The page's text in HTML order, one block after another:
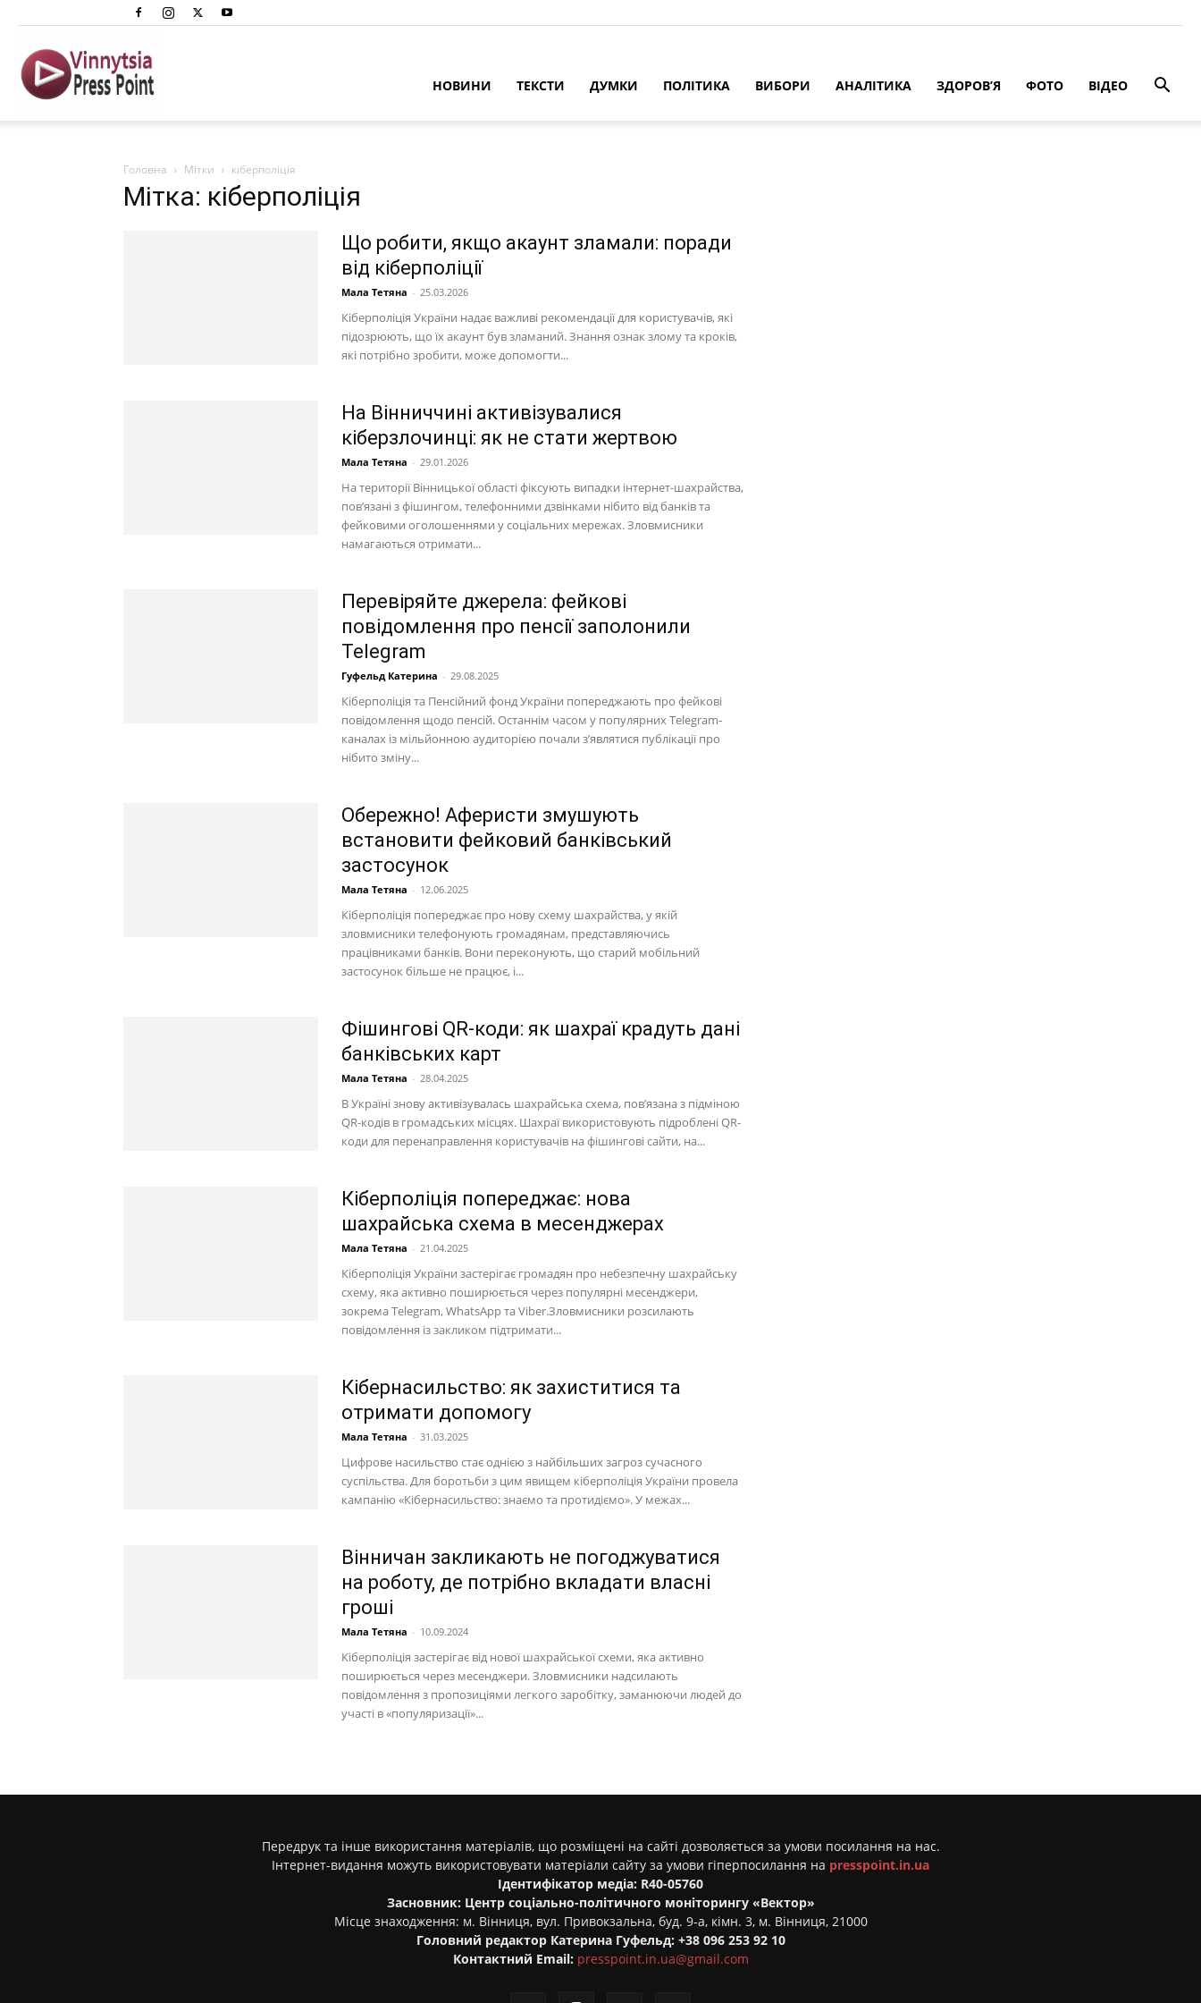
Преспоінт
НОВИНИ ТЕКСТИ ДУМКИ ПОЛІТИКА ВИБОРИ АНАЛІТИКА ЗДОРОВ’Я ФОТО ВІДЕО
Головна Мітки кіберполіція
Мітка: кіберполіція
Що робити, якщо акаунт зламали: поради
від кіберполіції
Мала Тетяна - 25.03.2026
Кіберполіція України надає важливі рекомендації для користувачів, які
підозрюють, що їх акаунт був зламаний. Знання ознак злому та кроків,
які потрібно зробити, може допомогти...
На Вінниччині активізувалися
кіберзлочинці: як не стати жертвою
Мала Тетяна - 29.01.2026
На території Вінницької області фіксують випадки інтернет-шахрайства,
пов’язані з фішингом, телефонними дзвінками нібито від банків та
фейковими оголошеннями у соціальних мережах. Зловмисники
намагаються отримати...
Перевіряйте джерела: фейкові
повідомлення про пенсії заполонили
Telegram
Гуфельд Катерина - 29.08.2025
Кіберполіція та Пенсійний фонд України попереджають про фейкові
повідомлення щодо пенсій. Останнім часом у популярних Telegram-
каналах із мільйонною аудиторією почали з’являтися публікації про
нібито зміну...
Обережно! Аферисти змушують
встановити фейковий банківський
застосунок
Мала Тетяна - 12.06.2025
Кіберполіція попереджає про нову схему шахрайства, у якій
зловмисники телефонують громадянам, представляючись
працівниками банків. Вони переконують, що старий мобільний
застосунок більше не працює, і...
Фішингові QR-коди: як шахраї крадуть дані
банківських карт
Мала Тетяна - 28.04.2025
В Україні знову активізувалась шахрайська схема, пов’язана з підміною
QR-кодів в громадських місцях. Шахраї використовують підроблені QR-
коди для перенаправлення користувачів на фішингові сайти, на...
Кіберполіція попереджає: нова
шахрайська схема в месенджерах
Мала Тетяна - 21.04.2025
Кіберполіція України застерігає громадян про небезпечну шахрайську
схему, яка активно поширюється через популярні месенджери,
зокрема Telegram, WhatsApp та Viber.Зловмисники розсилають
повідомлення із закликом підтримати...
Кібернасильство: як захиститися та
отримати допомогу
Мала Тетяна - 31.03.2025
Цифрове насильство стає однією з найбільших загроз сучасного
суспільства. Для боротьби з цим явищем кіберполіція України провела
кампанію «Кібернасильство: знаємо та протидіємо». У межах...
Вінничан закликають не погоджуватися
на роботу, де потрібно вкладати власні
гроші
Мала Тетяна - 10.09.2024
Кіберполіція застерігає від нової шахрайської схеми, яка активно
поширюється через месенджери. Зловмисники надсилають
повідомлення з пропозиціями легкого заробітку, заманюючи людей до
участі в «популяризації»...
Передрук та інше використання матеріалів, що розміщені на сайті дозволяється за умови посилання на нас.
Інтернет-видання можуть використовувати матеріали сайту за умови гіперпосилання на presspoint.in.ua
Ідентифікатор медіа: R40-05760
Засновник: Центр соціально-політичного моніторингу «Вектор»
Місце знаходження: м. Вінниця, вул. Привокзальна, буд. 9-а, кімн. 3, м. Вінниця, 21000
Головний редактор Катерина Гуфельд: +38 096 253 92 10
Контактний Email: presspoint.in.ua@gmail.com